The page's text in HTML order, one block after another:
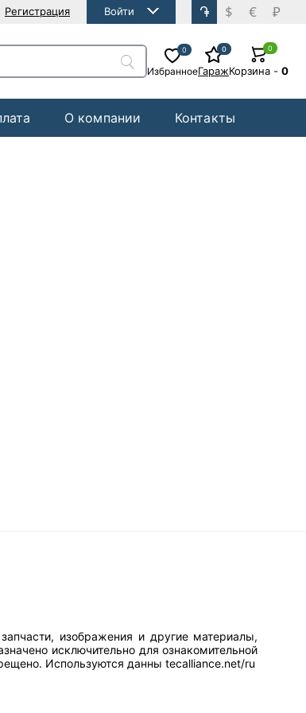
֏ $ € ₽
Регистрация Войти
Избранное
0
Гараж
0
Корзина
0
- 0
О компании Контакты
изображения и другие материалы,
исключительно для ознакомительной
Используются данны tecalliance.net/ru